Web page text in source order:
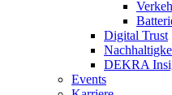
Digital Trust
DEKRA
Events